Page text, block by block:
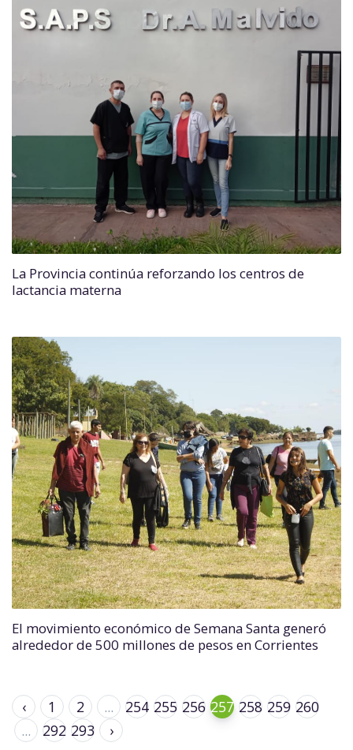
La Provincia continúa reforzando los centros de
lactancia materna
El movimiento económico de Semana Santa generó
alrededor de 500 millones de pesos en Corrientes
‹ 1 2 ... 254 255 256 257 258 259 260
...
292 293 ›